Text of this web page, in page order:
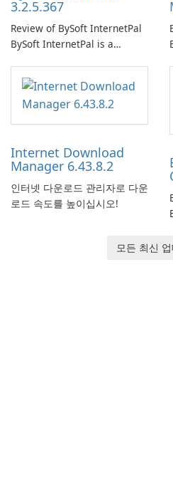
3.2.5.367
Review of BySoft InternetPal
BySoft InternetPal is a
application designed to
monitor your internet
connection and provide real-
time insights into its
Internet Download
Manager 6.43.8.2
인터넷 다운로드 관리자로 다운
로드 속도를 높이십시오!
모든 최신